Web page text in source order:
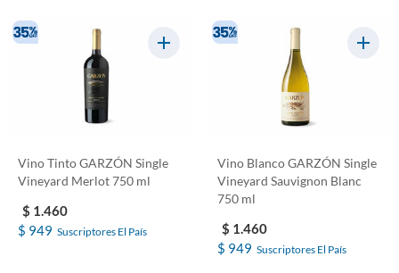
Vino Tinto GARZÓN Single
Vineyard Merlot 750 ml
$ 1.460
$ 949 Suscriptores El País
Vino Blanco GARZÓN Single
Vineyard Sauvignon Blanc
750 ml
$ 1.460
$ 949 Suscriptores El País